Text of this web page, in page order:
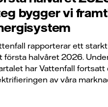
bygger vi
rapporterar ett
första halvåret 2026.
har Vattenfall fortsatt
av våra